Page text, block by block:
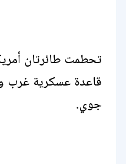
تحطمت طائرتان
قاعدة عسكرية غرب
جوي.